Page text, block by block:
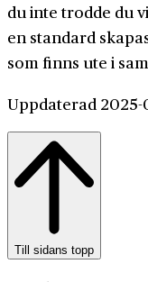
du inte trodde du
en standard
som finns ute i
Uppdaterad 2025-
Till sidans topp